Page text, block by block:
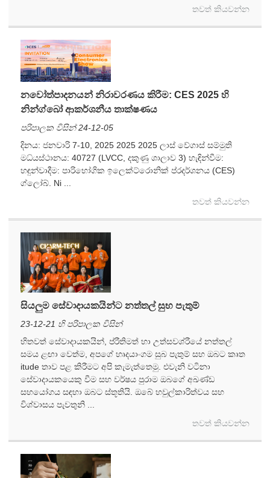
තවත් කියවන්න
නවෝත්පාදනයන් නිරාවරණය කිරීම: CES 2025 හි
නින්ග්බෝ ආකර්ශනීය තාක්ෂණය
පරිපාලක විසින් 24-12-05
දිනය: ජනවාරි 7-10, 2025 2025 2025 ලාස් වේගාස් සම්මුති
මධ්යස්ථානය: 40727 (LVCC, දකුණු ශාලාව 3) හැඳින්වීම:
හඳුන්වාදීම: පාරිභෝගික ඉලෙක්ට්රොනික් ප්රදර්ශනය (CES)
ග්ලෝබ්. Ni ...
තවත් කියවන්න
සියලුම සේවාදායකයින්ට නත්තල් සුභ පැතුම්
23-12-21 හි පරිපාලක විසින්
හිතවත් සේවාදායකයින්, ප්රීතිමත් හා උත්සවශ්රීයේ නත්තල්
සමය ළඟා වෙත්ම, අපගේ හෘදයාංගම සුබ පැතුම් සහ ඔබට කෘත
itude තාව පළ කිරීමට අපි කැමැත්තෙමු. එවැනි වටිනා
සේවාදායකයෙකු වීම සහ වර්ෂය පුරාම ඔබගේ අඛණ්ඩ
සහයෝගය සඳහා ඔබට ස්තූතියි. ඔබේ හවුල්කාරිත්වය සහ
විශ්වාසය පැවතුනි ...
තවත් කියවන්න